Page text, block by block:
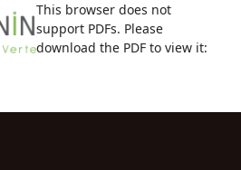
This browser does not
support PDFs. Please
download the PDF to view it: